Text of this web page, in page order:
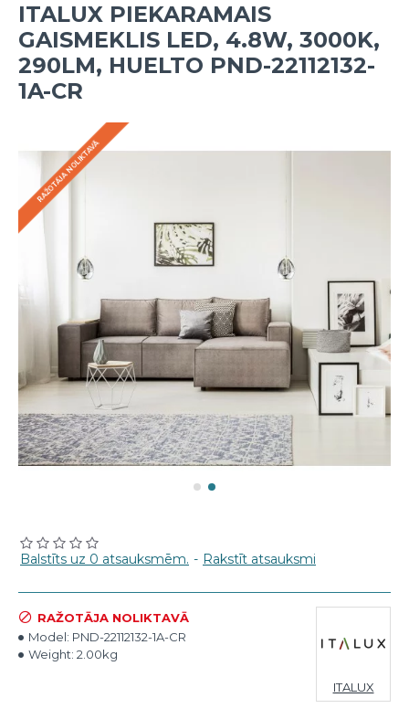
ITALUX PIEKARAMAIS
GAISMEKLIS LED, 4.8W, 3000K,
290LM, HUELTO PND-22112132-
1A-CR
RAŽOTĀJA NOLIKTAVĀ
Balstīts uz 0 atsauksmēm. - Rakstīt atsauksmi
RAŽOTĀJA NOLIKTAVĀ
Model: PND-22112132-1A-CR
Weight: 2.00kg
ITALUX